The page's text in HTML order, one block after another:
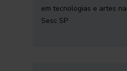
em tecnologias e artes
Sesc SP